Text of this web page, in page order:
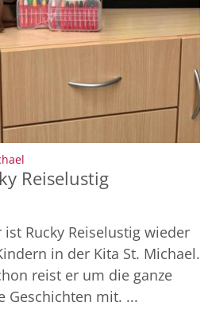
Reiselustig
Rucky Reiselustig wieder
in der Kita St. Michael.
reist er um die ganze
Geschichten mit. ...